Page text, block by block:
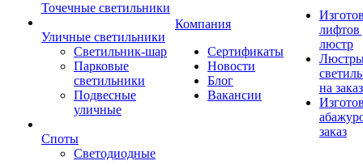
Точечные светильники
Уличные светильники
Светильник-шар
Парковые
светильники
Подвесные
уличные
Споты
Светодиодные
Компания
Сертификаты
Новости
Блог
Вакансии
лифтов
люстр
на заказ
заказ